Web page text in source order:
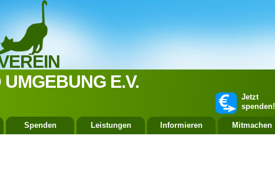
E.V.
Jetzt
spenden!
Spenden Leistungen Informieren Mitmachen